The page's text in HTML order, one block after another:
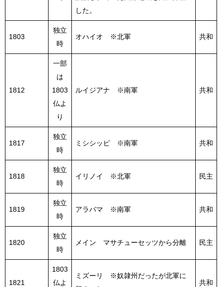
した。
1803
独立
時
オハイオ ※北軍 共和
1812
一部
は
1803
仏よ
り
ルイジアナ ※南軍 共和
1817
独立
時
ミシシッピ ※南軍 共和
1818
独立
時
イリノイ ※北軍 民主
1819
独立
時
アラバマ ※南軍 共和
1820
独立
時
メイン マサチューセッツから分離 民主
1821
1803
仏よ
ミズーリ ※奴隷州だったが北軍に
共和